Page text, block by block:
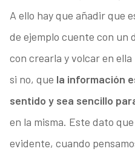
A ello hay que añadir que
de ejemplo cuente con un
con crearla y volcar en
si no, que la información
sentido y sea sencillo
en la misma. Este dato
evidente, cuando